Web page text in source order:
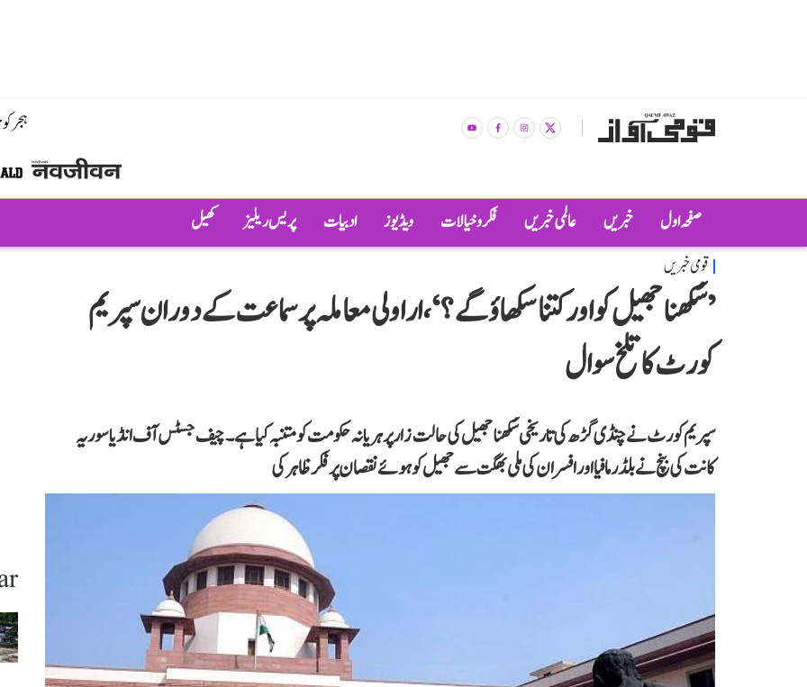
ہجر
صفحہ اول خبریں عالمی خبریں فکر و خیالات ویڈیوز ادبیات پریس ریلیز کھیل
قومی خبریں
’سُکھنا جھیل کو اور کتنا سکھاؤ گے؟‘، اراولی معاملہ پر سماعت کے دوران سپریم
کورٹ کا تلخ سوال
سپریم کورٹ نے چنڈی گڑھ کی تاریخی سُکھنا جھیل کی حالت زار پر ہریانہ حکومت کو متنبہ کیا ہے۔ چیف جسٹس آف انڈیا سوریہ
کانت کی بنچ نے بلڈر مافیا اور افسران کی ملی بھگت سے جھیل کو ہوئے نقصان پر فکر ظاہر کی